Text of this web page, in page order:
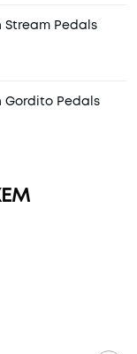
Stream Pedals
Gordito Pedals